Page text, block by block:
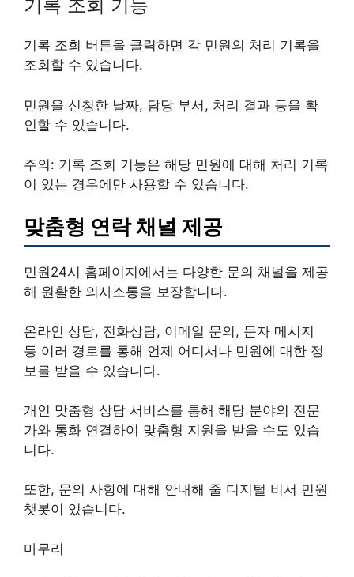
기록 조회 기능
기록 조회 버튼을 클릭하면 각 민원의 처리 기록을
조회할 수 있습니다.
민원을 신청한 날짜, 담당 부서, 처리 결과 등을 확
인할 수 있습니다.
주의 : 기록 조회 기능은 해당 민원에 대해 처리 기록
이 있는 경우에만 사용할 수 있습니다.
맞춤형 연락 채널 제공
민원24시 홈페이지에서는 다양한 문의 채널을 제공
해 원활한 의사소통을 보장합니다.
온라인 상담, 전화상담, 이메일 문의, 문자 메시지
등 여러 경로를 통해 언제 어디서나 민원에 대한 정
보를 받을 수 있습니다.
개인 맞춤형 상담 서비스를 통해 해당 분야의 전문
가와 통화 연결하여 맞춤형 지원을 받을 수도 있습
니다.
또한, 문의 사항에 대해 안내해 줄 디지털 비서 민원
챗봇이 있습니다.
마무리